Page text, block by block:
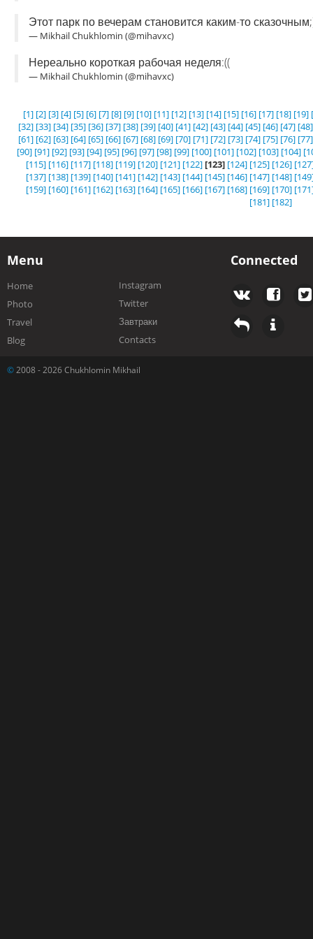
Этот парк по вечерам становится каким-то
— Mikhail Chukhlomin (@mihavxc)
Нереально короткая рабочая неделя:((
— Mikhail Chukhlomin (@mihavxc)
[1] [2] [3] [4] [5] [6] [7] [8] [9] [10] [11] [12] [13] [14] [15] [16] [17] [18] [19]
[32] [33] [34] [35] [36] [37] [38] [39] [40] [41] [42] [43] [44] [45] [46] [47] [48]
[61] [62] [63] [64] [65] [66] [67] [68] [69] [70] [71] [72] [73] [74] [75] [76] [77]
[90] [91] [92] [93] [94] [95] [96] [97] [98] [99] [100] [101] [102] [103] [104]
[115] [116] [117] [118] [119] [120] [121] [122] [123] [124] [125] [126]
[137] [138] [139] [140] [141] [142] [143] [144] [145] [146] [147] [148]
[159] [160] [161] [162] [163] [164] [165] [166] [167] [168] [169] [170]
[181] [182]
Menu
Home
Photo
Travel
Blog
Instagram
Twitter
Завтраки
Contacts
Connected
© 2008 - 2026 Chukhlomin Mikhail